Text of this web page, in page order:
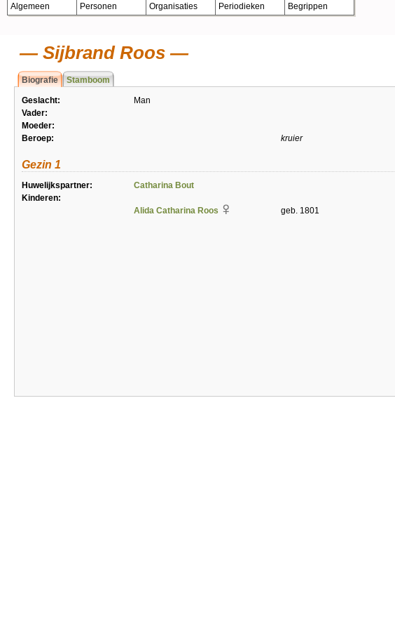
Algemeen Personen Organisaties Periodieken Begrippen
Sijbrand Roos
Biografie Stamboom
Geslacht:
Man
Vader:
Moeder:
Beroep:
kruier
Gezin 1
Huwelijkspartner:
Catharina Bout
Kinderen:
Alida Catharina Roos
geb. 1801